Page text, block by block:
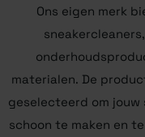
Ons eigen merk
materialen. De
geselecteerd om jouw
schoon te maken en